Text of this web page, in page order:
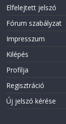
Elfelejtett jelszó
Fórum szabályzat
Impresszum
Kilépés
Profilja
Regisztráció
Új jelszó kérése